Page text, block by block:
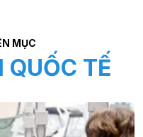
MỤC
QUỐC TẾ